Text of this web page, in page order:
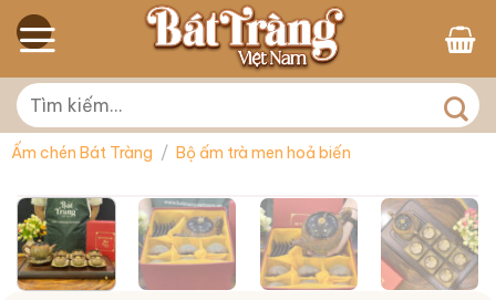
Skip
to
Tìm
kiếm:
Ấm chén Bát Tràng / Bộ ấm trà men hoả biến
Nhấp vào Loa để mở âm thanh